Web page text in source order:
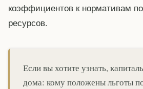
коэффициентов к нормативам
ресурсов.
Если вы хотите узнать,
дома: кому положены льготы